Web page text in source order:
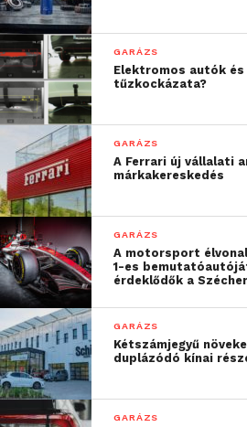
GARÁZS
Elektromos autók és
tűzkockázata?
GARÁZS
A Ferrari új vállalati
márkakereskedés
GARÁZS
A motorsport
1-es
érdeklődők a
GARÁZS
Kétszámjegyű
duplázódó kínai
GARÁZS